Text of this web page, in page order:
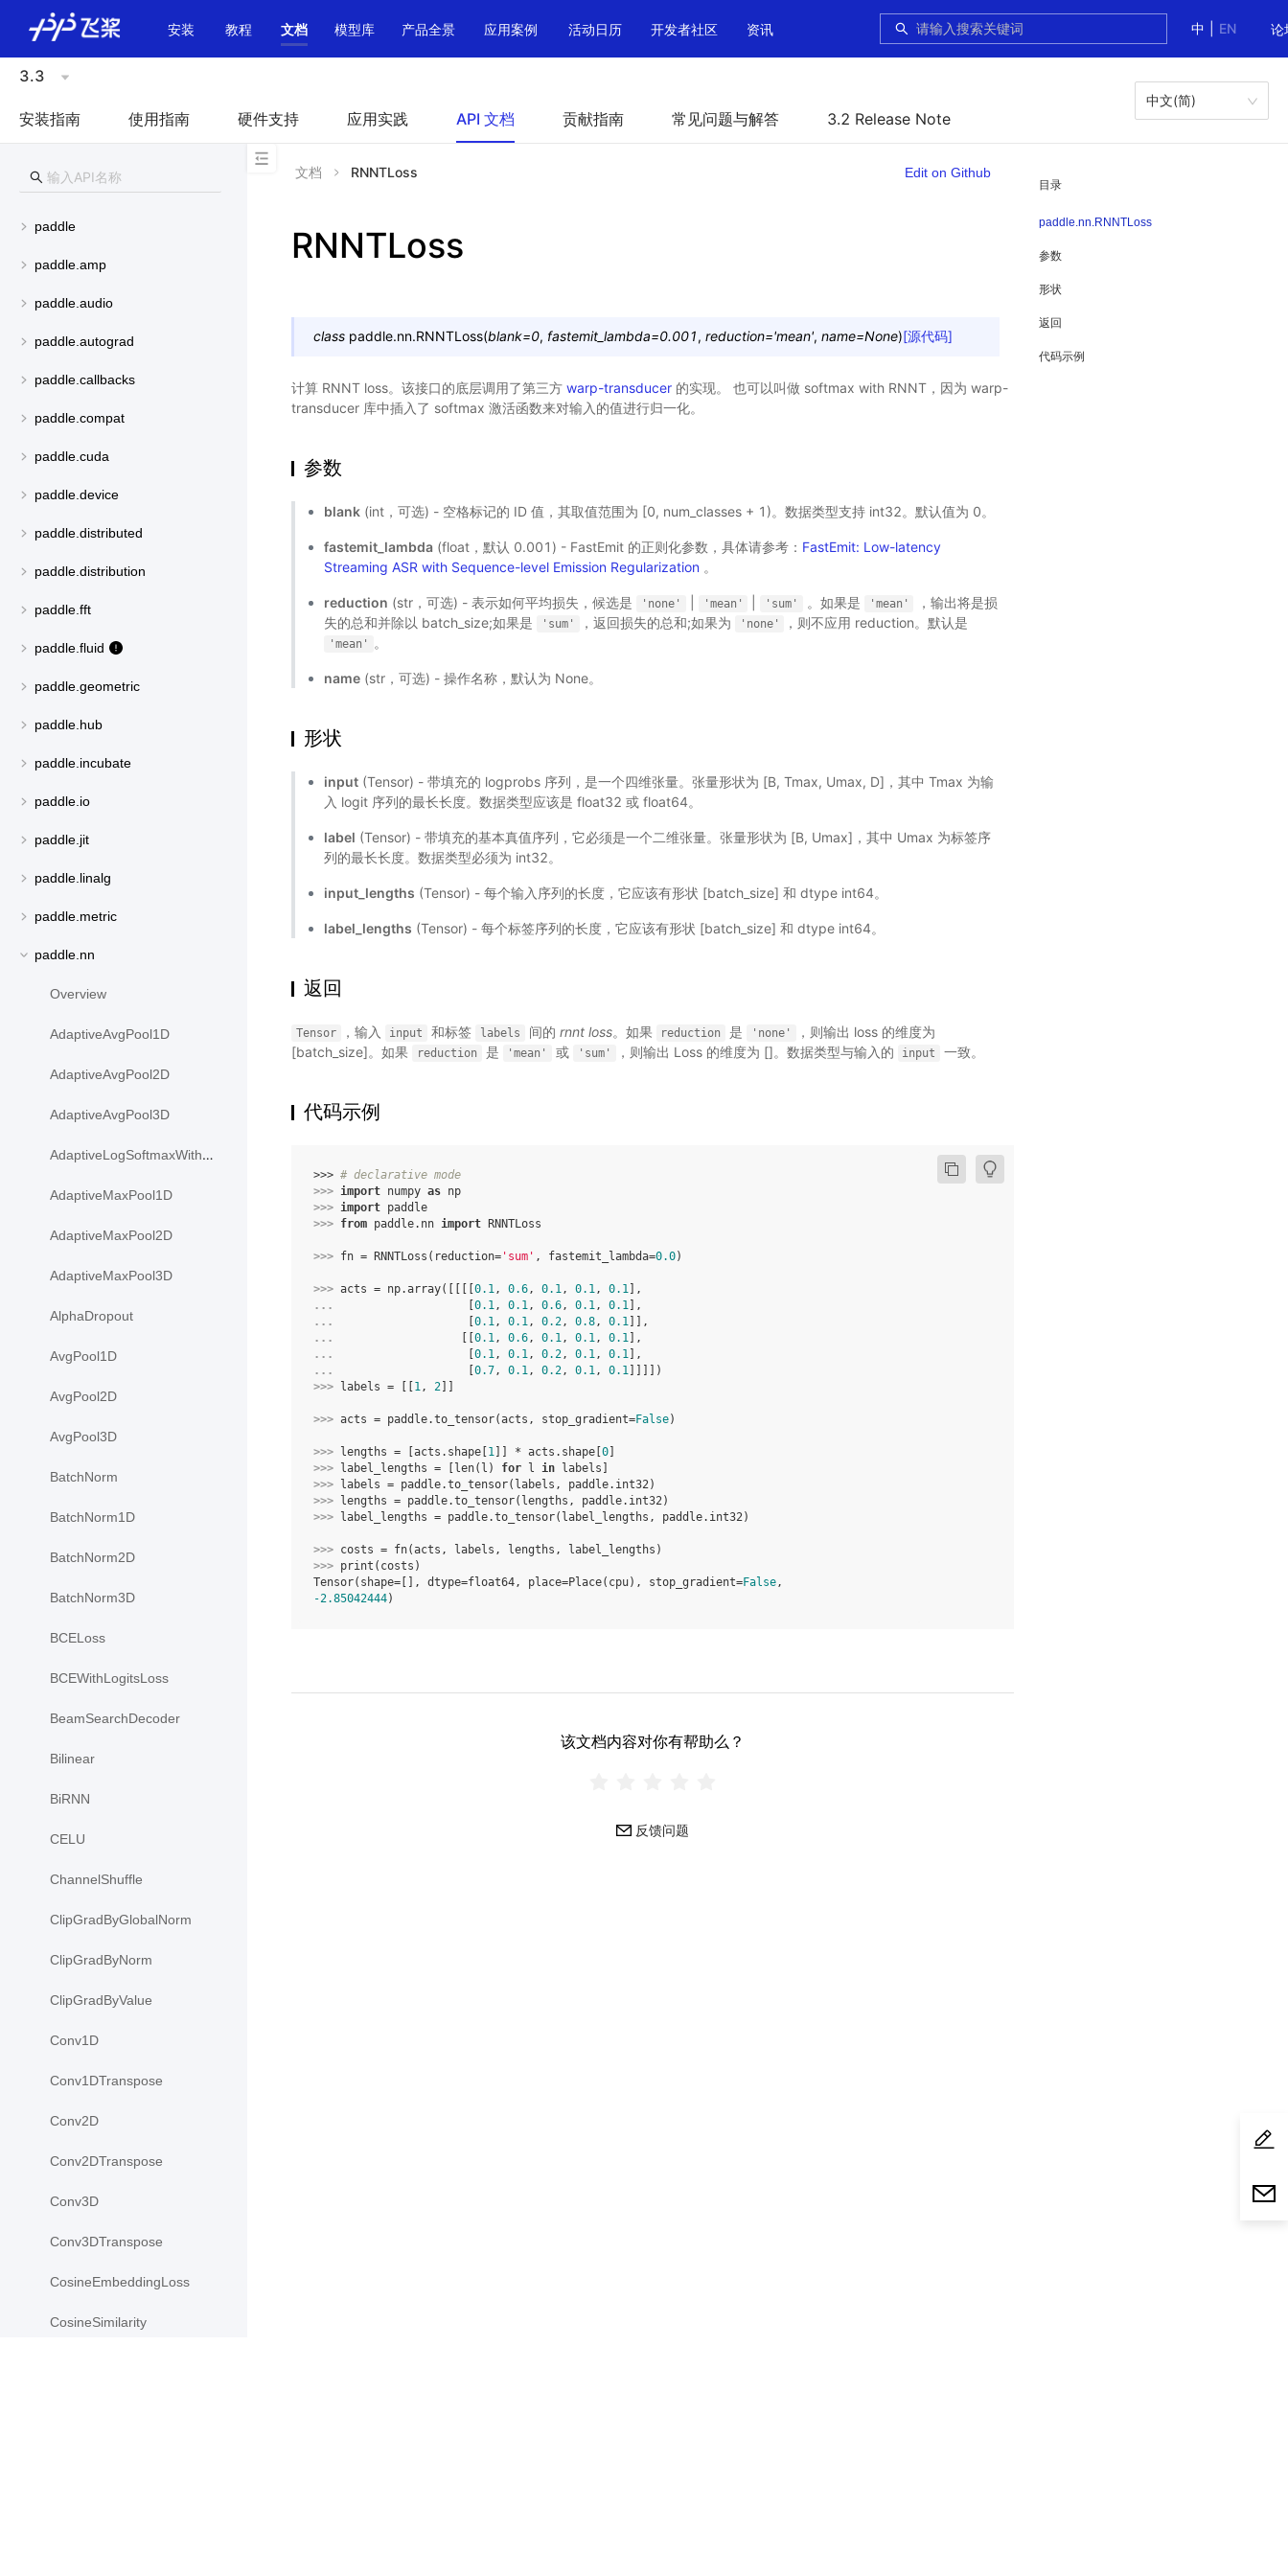
中
EN 论
安装 教程 文档 模型库 产品全景 应用案例 活动日历 开发者社区 资讯
3.3
安装指南 使用指南 硬件支持 应用实践 API 文档 贡献指南 常见问题与解答 3.2 Release Note
中文(简)
paddle
paddle.amp
paddle.audio
paddle.autograd
paddle.callbacks
paddle.compat
paddle.cuda
paddle.device
paddle.distributed
paddle.distribution
paddle.fft
paddle.fluid
paddle.geometric
paddle.hub
paddle.incubate
paddle.io
paddle.jit
paddle.linalg
paddle.metric
paddle.nn
Overview
AdaptiveAvgPool1D
AdaptiveAvgPool2D
AdaptiveAvgPool3D
AdaptiveLogSoftmaxWithLoss
AdaptiveMaxPool1D
AdaptiveMaxPool2D
AdaptiveMaxPool3D
AlphaDropout
AvgPool1D
AvgPool2D
AvgPool3D
BatchNorm
BatchNorm1D
BatchNorm2D
BatchNorm3D
BCELoss
BCEWithLogitsLoss
BeamSearchDecoder
Bilinear
BiRNN
CELU
ChannelShuffle
ClipGradByGlobalNorm
ClipGradByNorm
ClipGradByValue
Conv1D
Conv1DTranspose
Conv2D
Conv2DTranspose
Conv3D
Conv3DTranspose
CosineEmbeddingLoss
CosineSimilarity
目录
paddle.nn.RNNTLoss
参数
形状
返回
代码示例
文档 RNNTLoss Edit on Github
RNNTLoss
class paddle.nn.RNNTLoss(blank=0, fastemit_lambda=0.001, reduction='mean', name=None)[源代码]
计算 RNNT loss。该接口的底层调用了第三方 warp-transducer 的实现。 也可以叫做 softmax with RNNT，因为 warp-
transducer 库中插入了 softmax 激活函数来对输入的值进行归一化。
参数
blank (int，可选) - 空格标记的 ID 值，其取值范围为 [0, num_classes + 1)。数据类型支持 int32。默认值为 0。
fastemit_lambda (float，默认 0.001) - FastEmit 的正则化参数，具体请参考： FastEmit: Low-latency
Streaming ASR with Sequence-level Emission Regularization 。
reduction (str，可选) - 表示如何平均损失，候选是 'none' 'mean' 'sum' 。如果是 'mean'
，输出将是损
失的总和并除以 batch_size;如果是
'sum' ，返回损失的总和;如果为 'none' ，则不应用 reduction。默认是
'mean' 。
name (str，可选) - 操作名称，默认为 None。
形状
input (Tensor) - 带填充的 logprobs 序列，是一个四维张量。张量形状为 [B, Tmax, Umax, D]，其中 Tmax 为输
入 logit 序列的最长长度。数据类型应该是 float32 或 float64。
label (Tensor) - 带填充的基本真值序列，它必须是一个二维张量。张量形状为 [B, Umax]，其中 Umax 为标签序
列的最长长度。数据类型必须为 int32。
input_lengths (Tensor) - 每个输入序列的长度，它应该有形状 [batch_size] 和 dtype int64。
label_lengths (Tensor) - 每个标签序列的长度，它应该有形状 [batch_size] 和 dtype int64。
返回
Tensor ，输入 input 和标签 labels 间的 rnnt loss。如果 reduction 是 'none'
，则输出 loss 的维度为
[batch_size]。如果
reduction 是 'mean' 或 'sum' ，则输出 Loss 的维度为 []。数据类型与输入的 input 一致。
代码示例
>>> # declarative mode
>>> import numpy as np
>>> import paddle
>>> from paddle.nn import RNNTLoss
>>> fn = RNNTLoss ( reduction= 'sum' , fastemit_lambda=0.0)
>>> acts = np.array([[[[ 0.1, 0.6, 0.1, 0.1, 0.1 ],
...
0.1, 0.1, 0.6, 0.1, 0.1 ],
...
0.1, 0.1, 0.2, 0.8, 0.1 ]],
...
0.1, 0.6, 0.1, 0.1, 0.1 ],
...
0.1, 0.1, 0.2, 0.1, 0.1 ],
...
0.7, 0.1, 0.2, 0.1, 0.1 ]]]])
>>>
labels = 1, 2
>>> acts = paddle.to_tensor(acts , stop_gradient=False)
>>> lengths = acts . shape 1 * acts . shape 0
>>>
label_lengths = len( l ) for l in labels
>>>
labels = paddle.to_tensor( labels , paddle. int32)
>>>
lengths = paddle.to_tensor( lengths , paddle. int32)
>>>
label_lengths = paddle.to_tensor( label_lengths , paddle. int32)
>>> costs = fn(acts , labels , lengths , label_lengths )
>>> print ( costs )
Tensor(shape=[], dtype=float64, place=Place(cpu), stop_gradient=False,
-2.85042444)
该文档内容对你有帮助么？
反馈问题